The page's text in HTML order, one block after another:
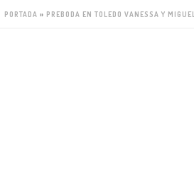
PORTADA » PREBODA EN TOLEDO VANESSA Y MIGUEL